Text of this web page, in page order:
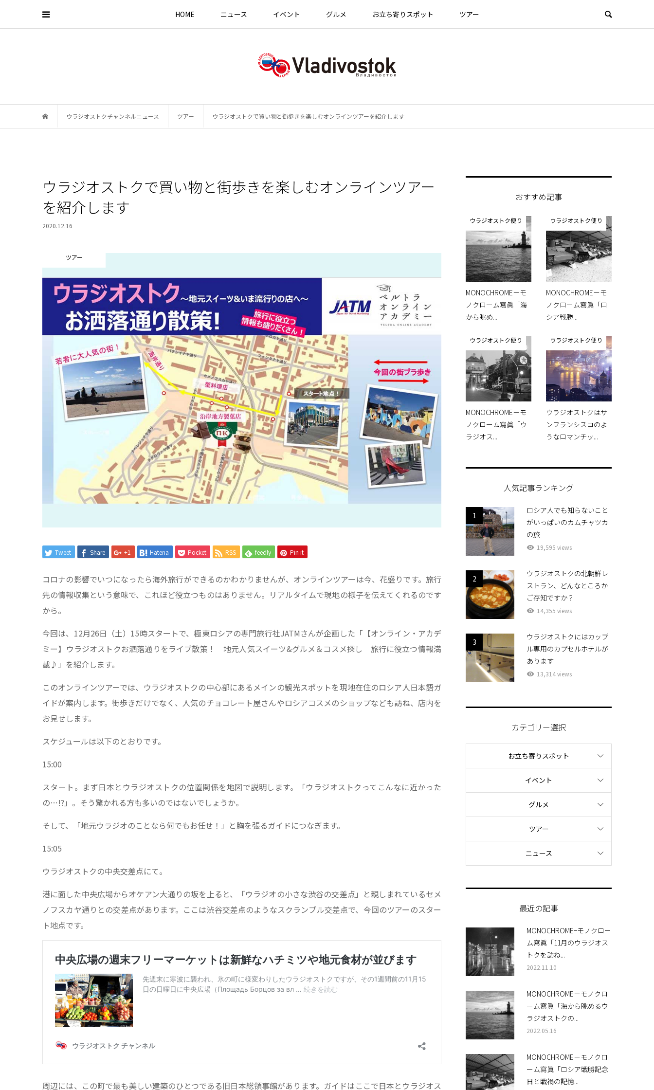
HOME ニュース イベント グルメ お立ち寄りスポット ツアー
ウラジオストクチャンネルニュース ツアー ウラジオストクで買い物と街歩きを楽しむオンラインツアーを紹介します
ウラジオストクで買い物と街歩きを楽しむオンラインツアー
を紹介します
2020.12.16
ツアー
Tweet Share +1 Hatena Pocket RSS feedly Pin it
コロナの影響でいつになったら海外旅行ができるのかわかりませんが、オンラインツアーは今、花盛りです。旅行
先の情報収集という意味で、これほど役立つものはありません。リアルタイムで現地の様子を伝えてくれるのです
から。
今回は、12月26日（土）15時スタートで、極東ロシアの専門旅行社JATMさんが企画した「【オンライン・アカデ
ミー】ウラジオストクお洒落通りをライブ散策！ 地元人気スイーツ&グルメ＆コスメ探し 旅行に役立つ情報満
載♪」を紹介します。
このオンラインツアーでは、ウラジオストクの中心部にあるメインの観光スポットを現地在住のロシア人日本語ガ
イドが案内します。街歩きだけでなく、人気のチョコレート屋さんやロシアコスメのショップなども訪ね、店内を
お見せします。
スケジュールは以下のとおりです。
15:00
スタート。まず日本とウラジオストクの位置関係を地図で説明します。「ウラジオストクってこんなに近かった
の…!?」。そう驚かれる方も多いのではないでしょうか。
そして、「地元ウラジオのことなら何でもお任せ！」と胸を張るガイドにつなぎます。
15:05
ウラジオストクの中央交差点にて。
港に面した中央広場からオケアン大通りの坂を上ると、「ウラジオの小さな渋谷の交差点」と親しまれているセメ
ノフスカヤ通りとの交差点があります。ここは渋谷交差点のようなスクランブル交差点で、今回のツアーのスター
ト地点です。
周辺には、この町で最も美しい建築のひとつである旧日本総領事館があります。ガイドはここで日本とウラジオス
おすすめ記事
ウラジオストク便り
MONOCHROME－モ
ノクローム寫眞「海
から眺め...
ウラジオストク便り
MONOCHROME－モ
ノクローム寫眞「ロ
シア戦勝...
ウラジオストク便り
MONOCHROME－モ
ノクローム寫眞「ウ
ラジオス...
ウラジオストク便り
ウラジオストクはサ
ンフランシスコのよ
うなロマンチッ...
人気記事ランキング
1
ロシア人でも知らないこと
がいっぱいのカムチャツカ
の旅
19,595 views
2
ウラジオストクの北朝鮮レ
ストラン、どんなところか
ご存知ですか？
14,355 views
3
ウラジオストクにはカップ
ル専用のカプセルホテルが
あります
13,314 views
カテゴリー選択
お立ち寄りスポット
イベント
グルメ
ツアー
ニュース
最近の記事
MONOCHROME−モノクロー
ム寫眞「11月のウラジオス
トクを訪ね...
2022.11.10
MONOCHROME－モノクロ
ーム寫眞「海から眺めるウ
ラジオストクの...
2022.05.16
MONOCHROME－モノクロ
ーム寫眞「ロシア戦勝記念
日と戦禍の記憶...